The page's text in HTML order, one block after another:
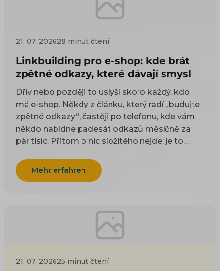
21. 07. 202628 minut čtení
Linkbuilding pro e-shop: kde brát
zpětné odkazy, které dávají smysl
Dřív nebo později to uslyší skoro každý, kdo
má e-shop. Někdy z článku, který radí „budujte
zpětné odkazy“, častěji po telefonu, kde vám
někdo nabídne padesát odkazů měsíčně za
pár tisíc. Přitom o nic složitého nejde: je to
odkazy odjakživa bere jako doporučení — čím
víc důvěryhodných webů na vás ukazuje, tím
si to začnete zjišťovat, najdete dva druhy rad a
ani jeden vám nepomůže. Návody psané pro
blogery poradí, ať napíšete skvělý článek, na
neprodáváte články, ale kotle nebo dětské
Mehr erfahren
21. 07. 202625 minut čtení